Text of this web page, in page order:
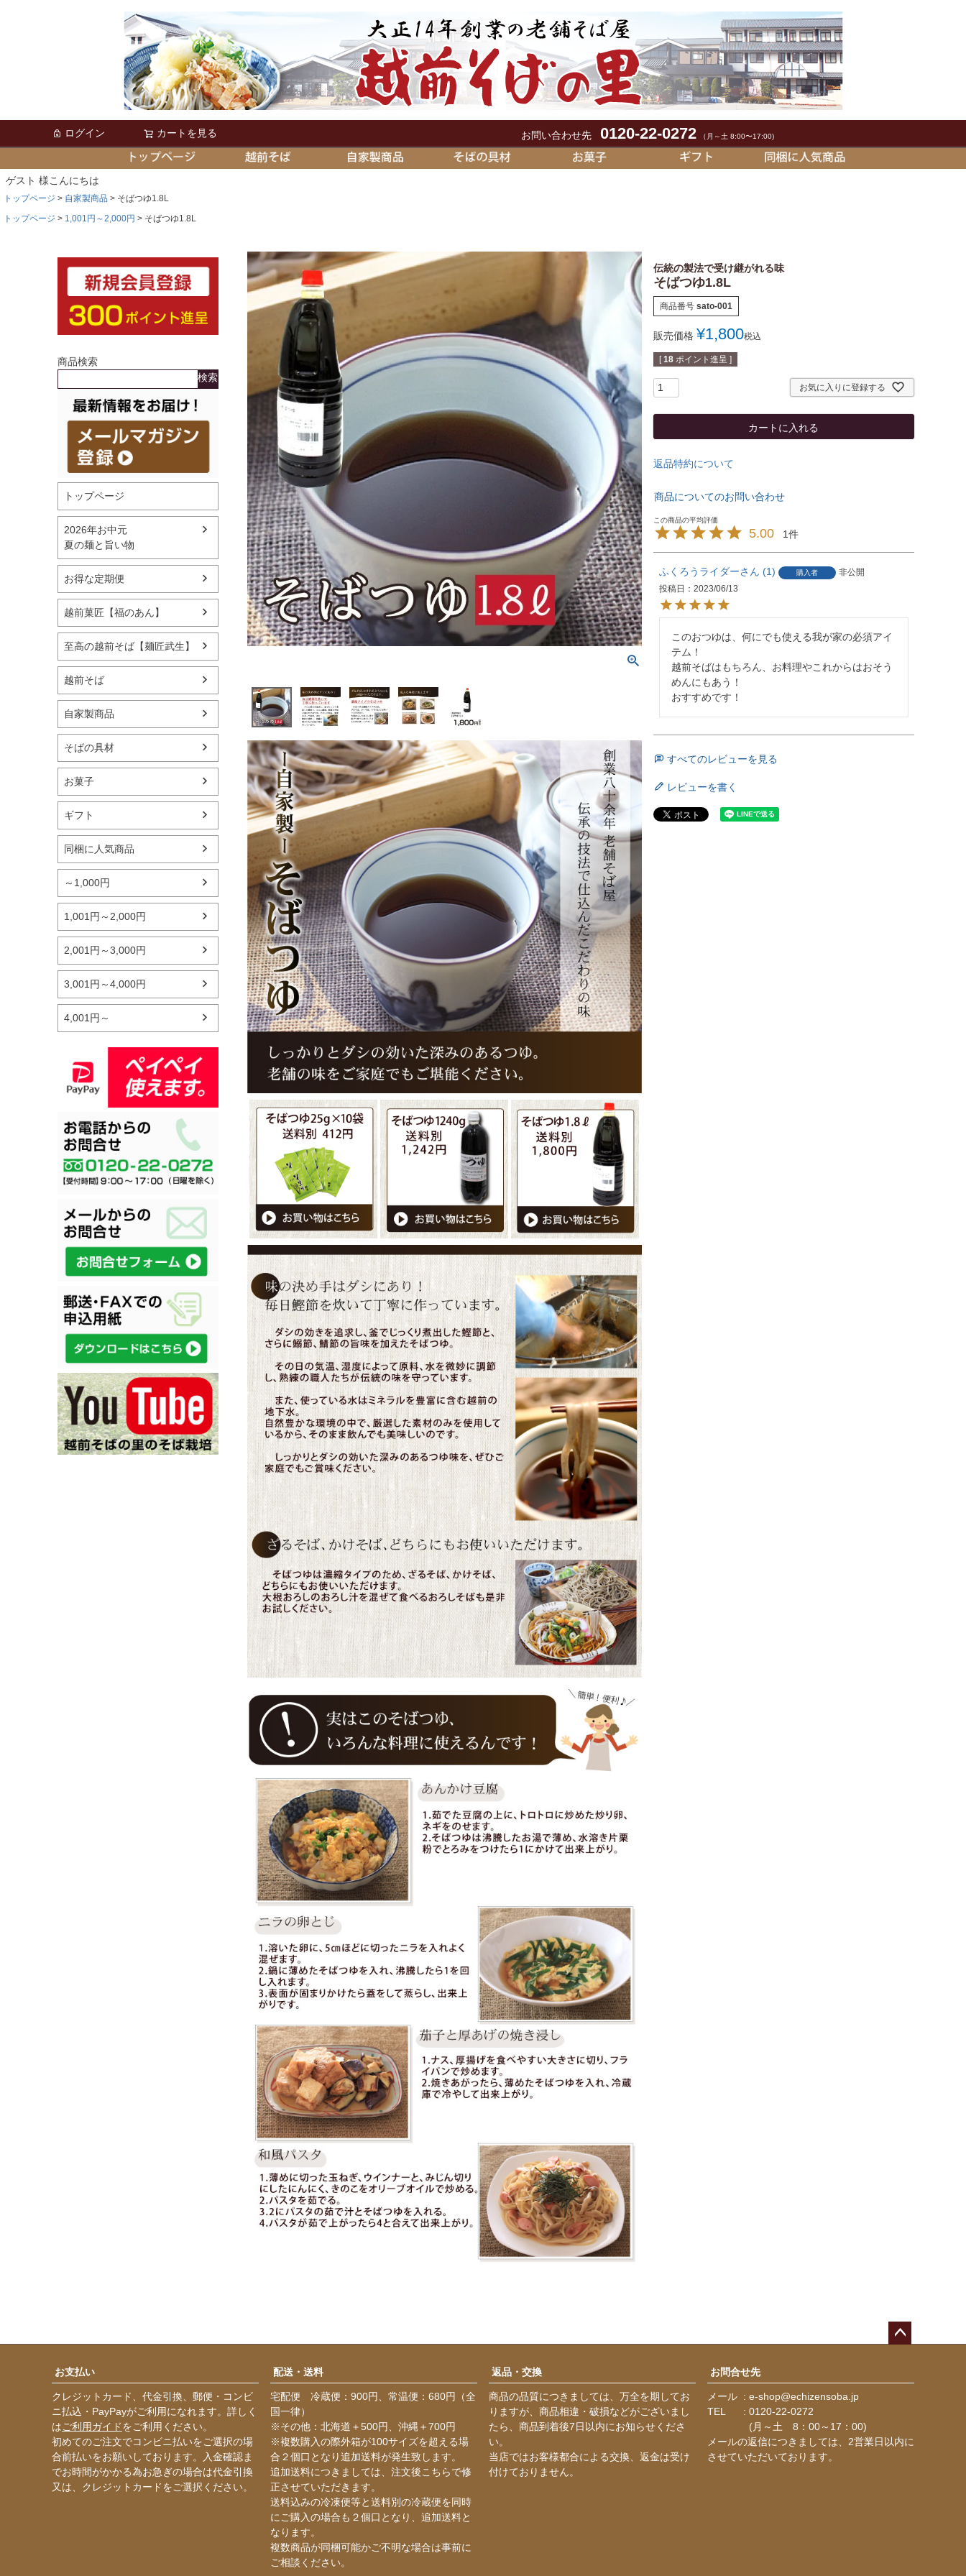
ログイン カートを見る お問い合わせ先 0120-22-0272 （月～土 8:00〜17:00)
ゲスト 様こんにちは
トップページ 自家製商品
そばつゆ1.8L
トップページ
1,001円～2,000円 そばつゆ1.8L
商品検索
検索
トップページ
2026年お中元
夏の麺と旨い物
お得な定期便
越前菓匠【福のあん】
至高の越前そば【麺匠武生】
越前そば
自家製商品
そばの具材
お菓子
ギフト
同梱に人気商品
～1,000円
1,001円～2,000円
2,001円～3,000円
3,001円～4,000円
4,001円～
伝統の製法で受け継がれる味
そばつゆ1.8L
商品番号 sato-001
販売価格 ¥1,800税込
[ 18 ポイント進呈 ]
お気に入りに登録する
カートに入れる
返品特約について
商品についてのお問い合わせ
5.00 1
ふくろうライダー 1 購入者
非公開
投稿日
2023/06/13
このおつゆは、何にでも使える我が家の必須アイ
テム！
越前そばはもちろん、お料理やこれからはおそう
めんにもあう！
おすすめです！
すべてのレビューを見る
レビューを書く
ップ
お支払い
クレジットカード、代金引換、郵便・コンビ
ニ払込・PayPayがご利用になれます。詳しく
はご利用ガイドをご利用ください。
初めてのご注文でコンビニ払いをご選択の場
合前払いをお願いしております。入金確認ま
でお時間がかかる為お急ぎの場合は代金引換
又は、クレジットカードをご選択ください。
配送・送料
宅配便 冷蔵便：900円、常温便：680円（全
国一律）
※その他：北海道＋500円、沖縄＋700円
※複数購入の際外箱が100サイズを超える場
合２個口となり追加送料が発生致します。
追加送料につきましては、注文後こちらで修
正させていただきます。
送料込みの冷凍便等と送料別の冷蔵便を同時
にご購入の場合も２個口となり、追加送料と
なります。
複数商品が同梱可能かご不明な場合は事前に
ご相談ください。
返品・交換
商品の品質につきましては、万全を期してお
りますが、商品相違・破損などがございまし
たら、商品到着後7日以内にお知らせくださ
い。
当店ではお客様都合による交換、返金は受け
付けておりません。
お問合せ先
メール
e-shop@echizensoba.jp
TEL
0120-22-0272
(月～土 8：00～17：00)
メールの返信につきましては、2営業日以内に
させていただいております。